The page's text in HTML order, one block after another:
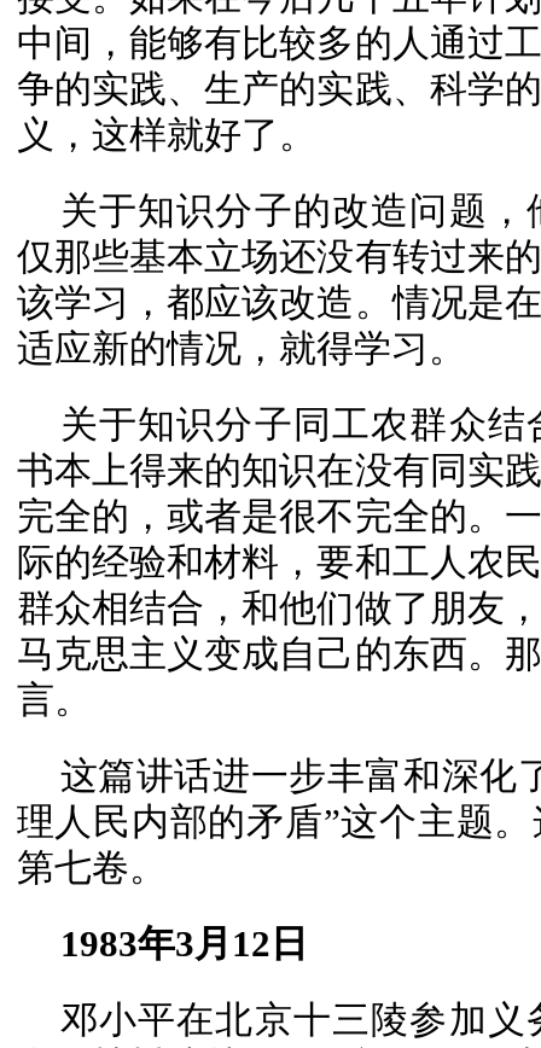
中间，能够有比较多的人通过
争的实践、生产的实践、科学
义，这样就好了。
关于知识分子的改造问题
仅那些基本立场还没有转过来
该学习，都应该改造。情况是
适应新的情况，就得学习。
关于知识分子同工农群众
书本上得来的知识在没有同实
完全的，或者是很不完全的。
际的经验和材料，要和工人农
群众相结合，和他们做了朋友
马克思主义变成自己的东西。
言。
这篇讲话进一步丰富和深化
理人民内部的矛盾”这个主题
第七卷。
1983年3月12日
邓小平在北京十三陵参加